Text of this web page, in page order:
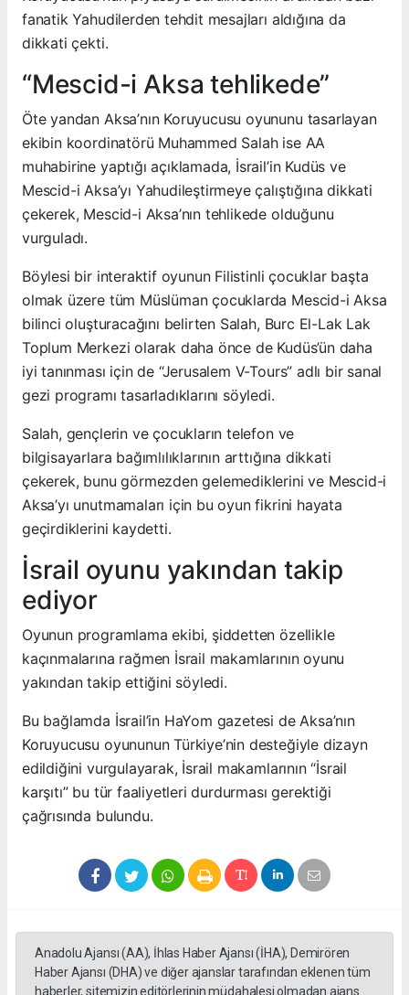
fanatik Yahudilerden tehdit mesajları aldığına da
dikkati çekti.
“Mescid-i Aksa tehlikede”
Öte yandan Aksa’nın Koruyucusu oyununu tasarlayan
ekibin koordinatörü Muhammed Salah ise AA
muhabirine yaptığı açıklamada, İsrail’in Kudüs ve
Mescid-i Aksa’yı Yahudileştirmeye çalıştığına dikkati
çekerek, Mescid-i Aksa’nın tehlikede olduğunu
vurguladı.
Böylesi bir interaktif oyunun Filistinli çocuklar başta
olmak üzere tüm Müslüman çocuklarda Mescid-i Aksa
bilinci oluşturacağını belirten Salah, Burc El-Lak Lak
Toplum Merkezi olarak daha önce de Kudüs’ün daha
iyi tanınması için de “Jerusalem V-Tours” adlı bir sanal
gezi programı tasarladıklarını söyledi.
Salah, gençlerin ve çocukların telefon ve
bilgisayarlara bağımlılıklarının arttığına dikkati
çekerek, bunu görmezden gelemediklerini ve Mescid-i
Aksa’yı unutmamaları için bu oyun fikrini hayata
geçirdiklerini kaydetti.
İsrail oyunu yakından takip
ediyor
Oyunun programlama ekibi, şiddetten özellikle
kaçınmalarına rağmen İsrail makamlarının oyunu
yakından takip ettiğini söyledi.
Bu bağlamda İsrail’in HaYom gazetesi de Aksa’nın
Koruyucusu oyununun Türkiye’nin desteğiyle dizayn
edildiğini vurgulayarak, İsrail makamlarının “İsrail
karşıtı” bu tür faaliyetleri durdurması gerektiği
çağrısında bulundu.
Anadolu Ajansı (AA), İhlas Haber Ajansı (İHA), Demirören
Haber Ajansı (DHA) ve diğer ajanslar tarafından eklenen tüm
haberler, sitemizin editörlerinin müdahalesi olmadan ajans